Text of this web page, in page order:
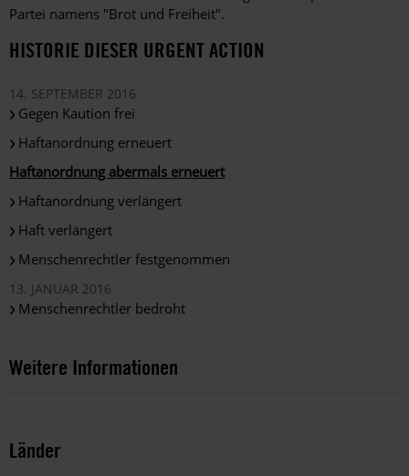
Partei namens "Brot und Freiheit".
HISTORIE DIESER URGENT ACTION
14. SEPTEMBER 2016
Gegen Kaution frei
Haftanordnung erneuert
Haftanordnung abermals erneuert
Haftanordnung verlängert
Haft verlängert
Menschenrechtler festgenommen
13. JANUAR 2016
Menschenrechtler bedroht
Weitere Informationen
Länder